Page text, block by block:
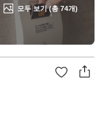
모두 보기 (총74개)